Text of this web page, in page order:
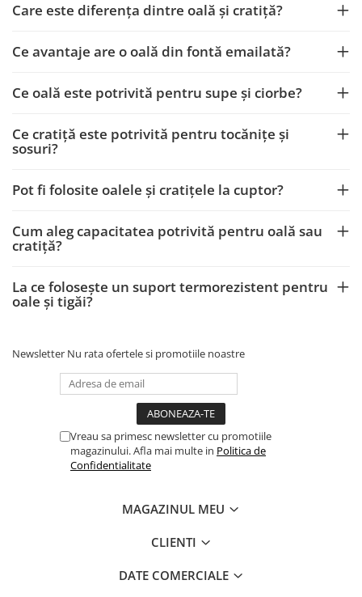
Care este diferența dintre oală și cratiță?
Ce avantaje are o oală din fontă emailată?
Ce oală este potrivită pentru supe și ciorbe?
Ce cratiță este potrivită pentru tocănițe și
sosuri?
Pot fi folosite oalele și cratițele la cuptor?
Cum aleg capacitatea potrivită pentru oală sau
cratiță?
La ce folosește un suport termorezistent pentru
oale și tigăi?
Newsletter Nu rata ofertele si promotiile noastre
Vreau sa primesc newsletter cu promotiile
magazinului. Afla mai multe in Politica de
Confidentialitate
MAGAZINUL MEU
CLIENTI
DATE COMERCIALE